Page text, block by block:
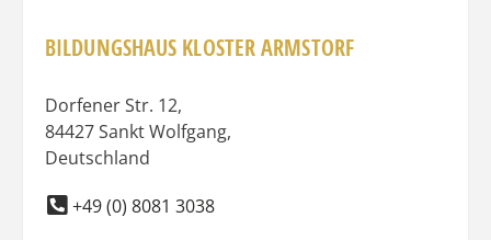
BILDUNGSHAUS KLOSTER ARMSTORF
Dorfener Str. 12,
84427Sankt Wolfgang,
Deutschland
+49 (0) 8081 3038